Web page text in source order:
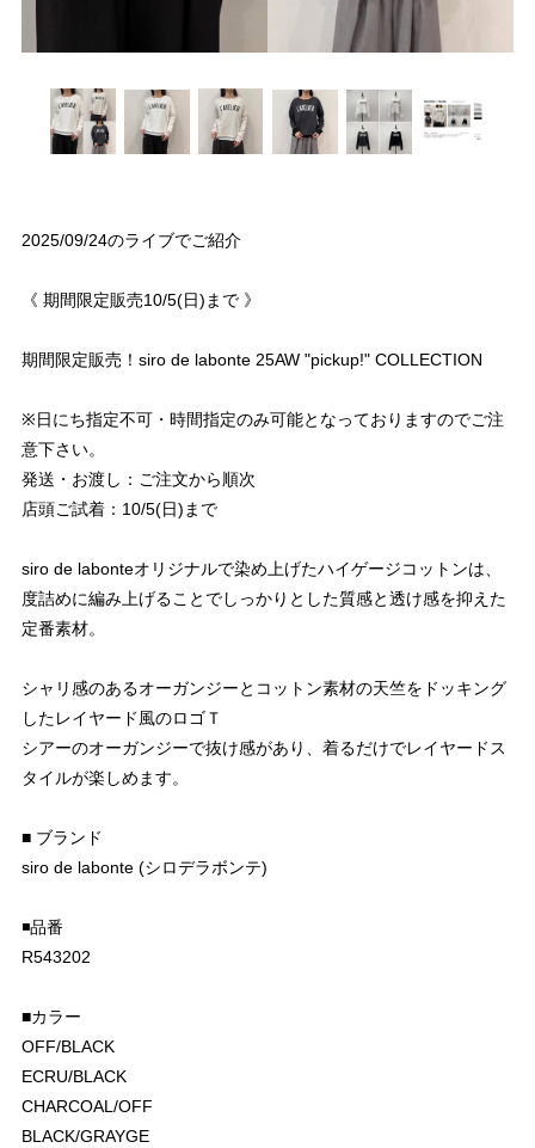
2025/09/24のライブでご紹介
《 期間限定販売10/5(日)まで 》
期間限定販売！siro de labonte 25AW "pickup!" COLLECTION
※日にち指定不可・時間指定のみ可能となっておりますのでご注
意下さい。
発送・お渡し：ご注文から順次
店頭ご試着：10/5(日)まで
siro de labonteオリジナルで染め上げたハイゲージコットンは、
度詰めに編み上げることでしっかりとした質感と透け感を抑えた
定番素材。
シャリ感のあるオーガンジーとコットン素材の天竺をドッキング
したレイヤード風のロゴＴ
シアーのオーガンジーで抜け感があり、着るだけでレイヤードス
タイルが楽しめます。
■ ブランド
siro de labonte (シロデラボンテ)
◾️品番
R543202
■カラー
OFF/BLACK
ECRU/BLACK
CHARCOAL/OFF
BLACK/GRAYGE